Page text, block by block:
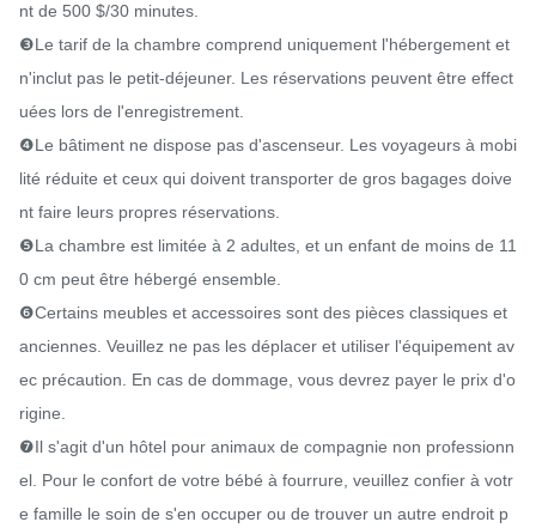
nt de 500 $/30 minutes.
❸Le tarif de la chambre comprend uniquement l'hébergement et
n'inclut pas le petit-déjeuner. Les réservations peuvent être effect
uées lors de l'enregistrement.
❹Le bâtiment ne dispose pas d'ascenseur. Les voyageurs à mobi
lité réduite et ceux qui doivent transporter de gros bagages doive
nt faire leurs propres réservations.
❺La chambre est limitée à 2 adultes, et un enfant de moins de 11
0 cm peut être hébergé ensemble.
❻Certains meubles et accessoires sont des pièces classiques et
anciennes. Veuillez ne pas les déplacer et utiliser l'équipement av
ec précaution. En cas de dommage, vous devrez payer le prix d'o
rigine.
❼Il s'agit d'un hôtel pour animaux de compagnie non professionn
el. Pour le confort de votre bébé à fourrure, veuillez confier à votr
e famille le soin de s'en occuper ou de trouver un autre endroit p